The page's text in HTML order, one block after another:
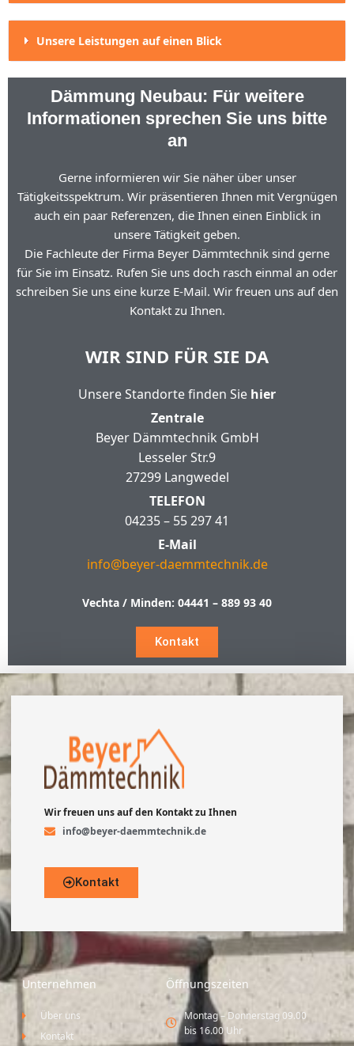
Unsere Leistungen auf einen Blick
Dämmung Neubau: Für weitere
Informationen sprechen Sie uns bitte
an
Gerne informieren wir Sie näher über unser
Tätigkeitsspektrum. Wir präsentieren Ihnen mit Vergnügen
auch ein paar Referenzen, die Ihnen einen Einblick in
unsere Tätigkeit geben.
Die Fachleute der Firma Beyer Dämmtechnik sind gerne
für Sie im Einsatz. Rufen Sie uns doch rasch einmal an oder
schreiben Sie uns eine kurze E-Mail. Wir freuen uns auf den
Kontakt zu Ihnen.
WIR SIND FÜR SIE DA
Unsere Standorte finden Sie hier
Zentrale
Beyer Dämmtechnik GmbH
Lesseler Str.9
27299 Langwedel
TELEFON
04235 – 55 297 41
E-Mail
info@beyer-daemmtechnik.de
Vechta / Minden: 04441 – 889 93 40
Kontakt
Wir freuen uns auf den Kontakt zu Ihnen
info@beyer-daemmtechnik.de
Kontakt
Unternehmen
Über uns
Kontakt
Öffnungszeiten
Montag – Donnerstag 09.00
bis 16.00 Uhr